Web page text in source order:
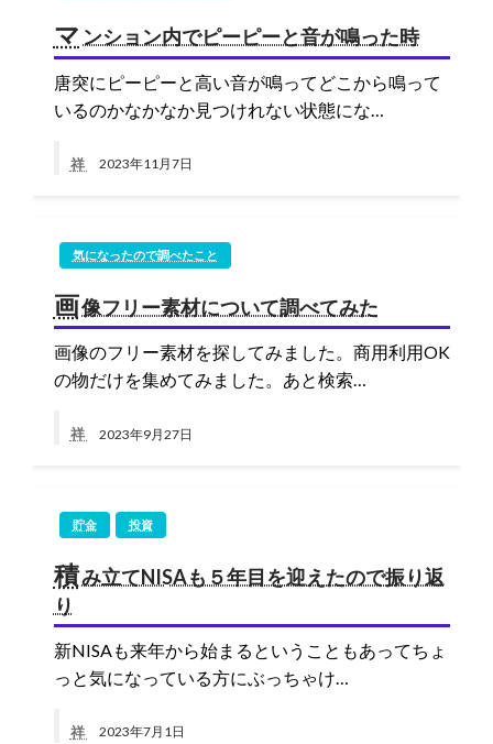
マ ンション内でピーピーと音が鳴った時
唐突にピーピーと高い音が鳴ってどこから鳴って
いるのかなかなか見つけれない状態にな…
祥 2023年11月7日
気になったので調べたこと
画像フリー素材について調べてみた
画像のフリー素材を探してみました。商用利用OK
の物だけを集めてみました。あと検索…
祥 2023年9月27日
貯金 投資
積み立てNISAも５年目を迎えたので振り返
り
新NISAも来年から始まるということもあってちょ
っと気になっている方にぶっちゃけ…
祥 2023年7月1日